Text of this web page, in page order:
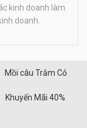
kinh doanh làm
doanh.
Mồi câu Trắm Cỏ
Khuyến Mãi 40%